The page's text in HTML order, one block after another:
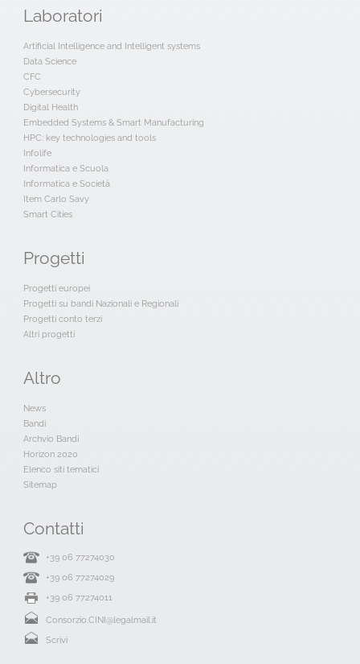
Laboratori
Artificial Intelligence and Intelligent systems
Data Science
CFC
Cybersecurity
Digital Health
Embedded Systems & Smart Manufacturing
HPC: key technologies and tools
Infolife
Informatica e Scuola
Informatica e Società
Item Carlo Savy
Smart Cities
Progetti
Progetti europei
Progetti su bandi Nazionali e Regionali
Progetti conto terzi
Altri progetti
Altro
News
Bandi
Archvio Bandi
Horizon 2020
Elenco siti tematici
Sitemap
Contatti
+39 06 77274030
+39 06 77274029
+39 06 77274011
Consorzio.CINI@legalmail.it
Scrivi